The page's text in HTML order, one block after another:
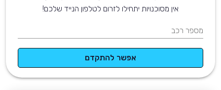
אין מסוכנויות יתחילו לזרום לטלפון הנייד שלכם!
מספר רכב
אפשר להתקדם